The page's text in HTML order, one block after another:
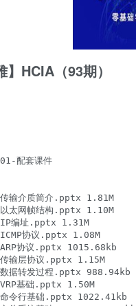
】HCIA（93期）
配套课件
输介质简介.pptx 1.81M
太网帧结构.pptx 1.10M
IP编址.pptx 1.31M
协议.pptx 1.08M
协议.pptx 1015.68kb
输层协议.pptx 1.15M
据转发过程.pptx 988.94kb
基础.pptx 1.50M
令行基础.pptx 1022.41kb